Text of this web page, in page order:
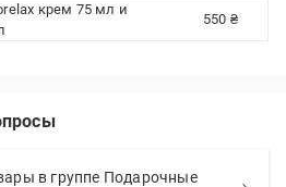
крем 75 мл и
550 ₴
в группе Подарочные